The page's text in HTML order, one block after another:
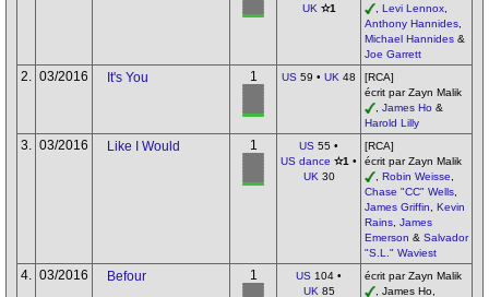
UK ✫1 Levi Lennox
Anthony Hannides
Michael Hannides &
Joe Garrett
2. 03/2016 It's You 1 US 59 • UK 48
[RCA]
écrit par Zayn Malik
James Ho &
Harold Lilly
3. 03/2016 Like I Would 1 US 55 •
US dance ✫1 •
UK 30
[RCA]
écrit par Zayn Malik
Robin Weisse
Chase "CC" Wells
James Griffin
Kevin
Rains James
Emerson & Salvador
"S.L." Waviest
4. 03/2016 Befour 1 US 104 •
UK 85
écrit par Zayn Malik
, James Ho,